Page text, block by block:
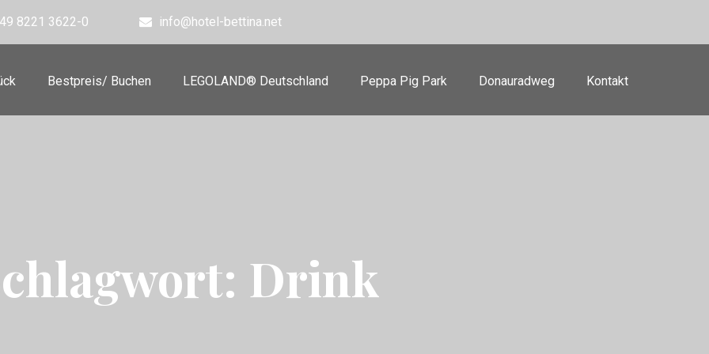
8221 3622-0 info@hotel-bettina.net
Bestpreis/ Buchen LEGOLAND® Deutschland Peppa Pig Park Donauradweg Kontakt
Drink